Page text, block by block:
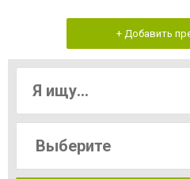
+ Добавить